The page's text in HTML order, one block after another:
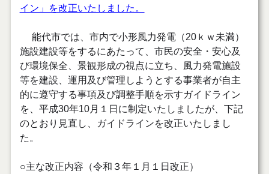
イン」を改正いたしました。
能代市では、市内で小形風力発電（20ｋｗ未満）
施設建設等をするにあたって、 市民の安全・安心及
び環境保全、景観形成の視点に立ち、風力発電施設
等を建設、運用及び管理しようとする事業者が自主
的に遵守する事項及び調整手順を示すガイドライン
を、平成30年10月１日に制定いたしましたが、下記
のとおり見直し、ガイドラインを改正いたしまし
た。
○主な改正内容（令和３年１月１日改正）